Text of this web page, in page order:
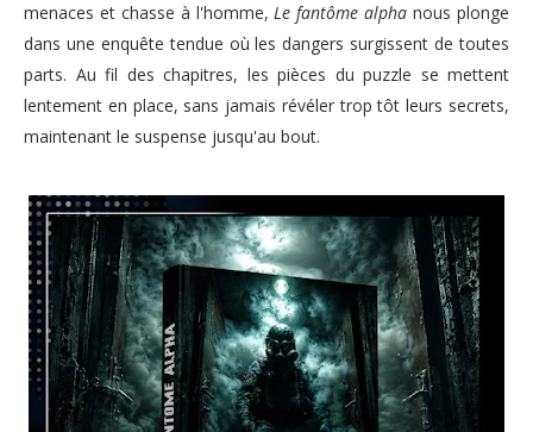
menaces et chasse à l'homme,Le fantôme alpha nous plonge
dans une enquête tendue où les dangers surgissent de toutes
parts. Au fil des chapitres, les pièces du puzzle se mettent
lentement en place, sans jamais révéler trop tôt leurs secrets,
maintenant le suspense jusqu'au bout.